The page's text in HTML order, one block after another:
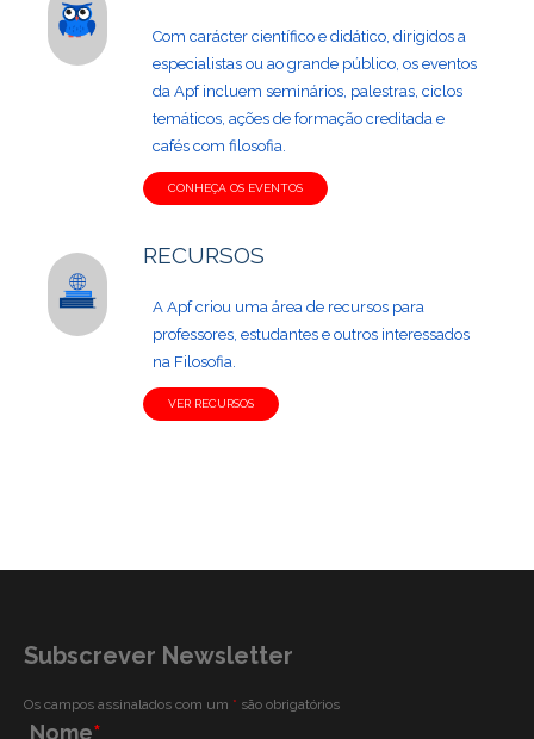
Com carácter científico e didático, dirigidos a
especialistas ou ao grande público, os eventos
da Apf incluem seminários, palestras, ciclos
temáticos, ações de formação creditada e
cafés com filosofia.
CONHEÇA OS EVENTOS
RECURSOS
A Apf criou uma área de recursos para
professores, estudantes e outros interessados
na Filosofia.
VER RECURSOS
Subscrever Newsletter
Os campos assinalados com um * são obrigatórios
Nome*